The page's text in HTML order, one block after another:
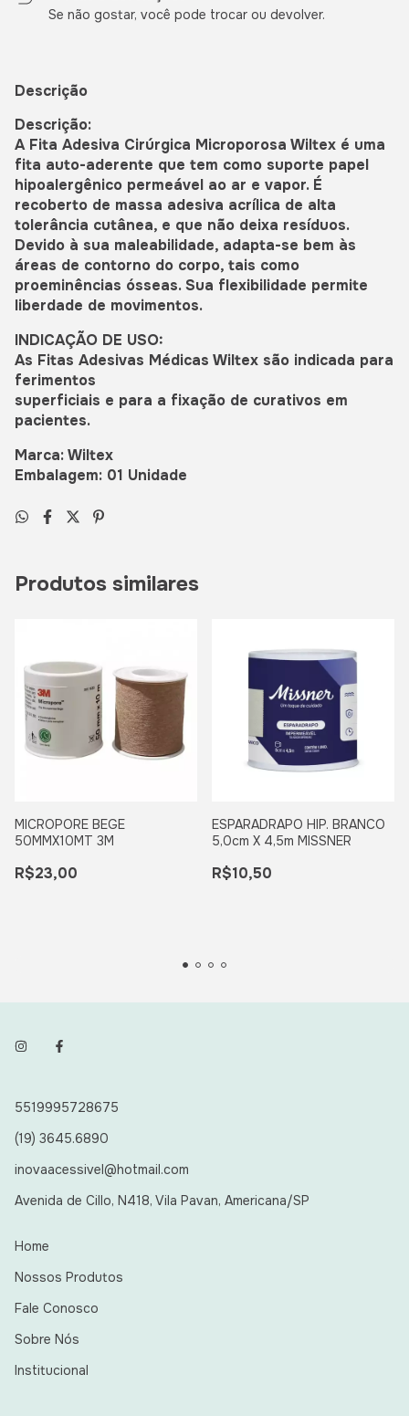
Se não gostar, você pode trocar ou devolver.
Descrição
Descrição:
A Fita Adesiva Cirúrgica Microporosa Wiltex é uma
fita auto-aderente que tem como suporte papel
hipoalergênico permeável ao ar e vapor. É
recoberto de massa adesiva acrílica de alta
tolerância cutânea, e que não deixa resíduos.
Devido à sua maleabilidade, adapta-se bem às
áreas de contorno do corpo, tais como
proeminências ósseas. Sua flexibilidade permite
liberdade de movimentos.
INDICAÇÃO DE USO:
As Fitas Adesivas Médicas Wiltex são indicada para
ferimentos
superficiais e para a fixação de curativos em
pacientes.
Marca: Wiltex
Embalagem: 01 Unidade
Produtos similares
MICROPORE BEGE
50MMX10MT 3M
R$23,00
ESPARADRAPO HIP. BRANCO
5,0cm X 4,5m MISSNER
R$10,50
5519995728675
(19) 3645.6890
inovaacessivel@hotmail.com
Avenida de Cillo, N418, Vila Pavan, Americana/SP
Home
Nossos Produtos
Fale Conosco
Sobre Nós
Institucional